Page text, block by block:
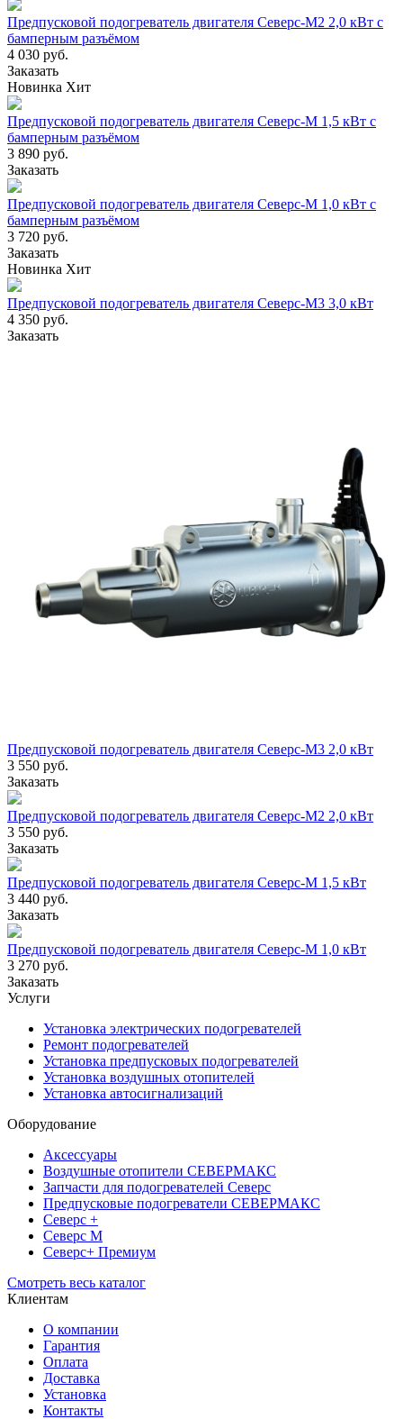
Предпусковой подогреватель двигателя Северс-М2 2,0 кВт с
бамперным разъёмом
4 030 руб.
Заказать
Новинка Хит
Предпусковой подогреватель двигателя Северс-М 1,5 кВт с
бамперным разъёмом
3 890 руб.
Заказать
Предпусковой подогреватель двигателя Северс-М 1,0 кВт с
бамперным разъёмом
3 720 руб.
Заказать
Новинка Хит
Предпусковой подогреватель двигателя Северс-М3 3,0 кВт
4 350 руб.
Заказать
Предпусковой подогреватель двигателя Северс-М3 2,0 кВт
3 550 руб.
Заказать
Предпусковой подогреватель двигателя Северс-М2 2,0 кВт
3 550 руб.
Заказать
Предпусковой подогреватель двигателя Северс-М 1,5 кВт
3 440 руб.
Заказать
Предпусковой подогреватель двигателя Северс-М 1,0 кВт
3 270 руб.
Заказать
Услуги
Установка электрических подогревателей
Ремонт подогревателей
Установка предпусковых подогревателей
Установка воздушных отопителей
Установка автосигнализаций
Оборудование
Аксессуары
Воздушные отопители СЕВЕРМАКС
Запчасти для подогревателей Северс
Предпусковые подогреватели СЕВЕРМАКС
Северс +
Северс М
Северс+ Премиум
Смотреть весь каталог
Клиентам
О компании
Гарантия
Оплата
Доставка
Установка
Контакты